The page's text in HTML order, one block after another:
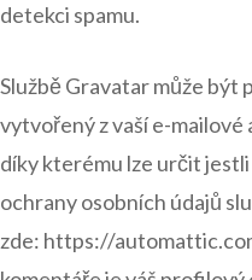
detekci spamu.
Službě Gravatar může
vytvořený z vaší e-mailové
díky kterému lze určit
ochrany osobních údajů
zde: https://